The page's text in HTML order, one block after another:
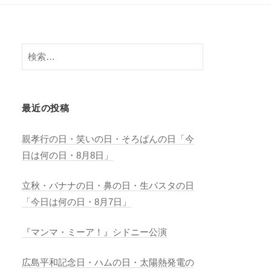
検
索:
最近の投稿
親孝行の日・笑いの日・そろばんの日「今
日は何の日・8月8日」
立秋・バナナの日・鼻の日・生パスタの日
「今日は何の日・8月7日」
『マンマ・ミーア！』シドニー公演
広島平和記念日・ハムの日・太陽熱発電の